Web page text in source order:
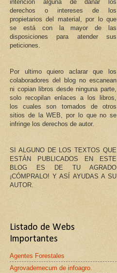
intención alguna de dañar los
derechos o intereses de los
propietarios del material, por lo que
se está con la mayor de las
disposiciones para atender sus
peticiones.
Por ultimo quiero aclarar que los
colaboradores del blog no escanean
ni copian libros desde ninguna parte,
solo recopilan enlaces a los libros,
los cuales son tomados de otros
sitios de la WEB, por lo que no se
infringe los derechos de autor.
SI ALGUNO DE LOS TEXTOS QUE
ESTÁN PUBLICADOS EN ESTE
BLOG ES DE TU AGRADO
¡CÓMPRALO! Y ASÍ AYUDAS A SU
AUTOR.
Listado de Webs
Importantes
Agentes Forestales
Agrovademecum de infoagro.